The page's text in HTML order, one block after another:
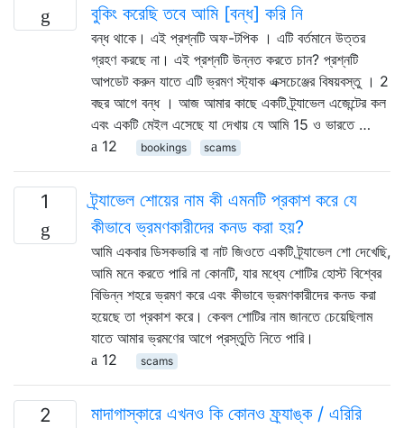
বুকিং করেছি তবে আমি [বন্ধ] করি নি
বন্ধ থাকে। এই প্রশ্নটি অফ-টপিক । এটি বর্তমানে উত্তর
গ্রহণ করছে না। এই প্রশ্নটি উন্নত করতে চান? প্রশ্নটি
আপডেট করুন যাতে এটি ভ্রমণ স্ট্যাক এক্সচেঞ্জের বিষয়বস্তু । 2
বছর আগে বন্ধ । আজ আমার কাছে একটি ট্র্যাভেল এজেন্টের কল
এবং একটি মেইল ​​এসেছে যা দেখায় যে আমি 15 ও ভারতে …
12
bookings scams
1
ট্র্যাভেল শোয়ের নাম কী এমনটি প্রকাশ করে যে
কীভাবে ভ্রমণকারীদের কনড করা হয়?
আমি একবার ডিসকভারি বা নাট জিওতে একটি ট্র্যাভেল শো দেখেছি,
আমি মনে করতে পারি না কোনটি, যার মধ্যে শোটির হোস্ট বিশ্বের
বিভিন্ন শহরে ভ্রমণ করে এবং কীভাবে ভ্রমণকারীদের কনড করা
হয়েছে তা প্রকাশ করে। কেবল শোটির নাম জানতে চেয়েছিলাম
যাতে আমার ভ্রমণের আগে প্রস্তুতি নিতে পারি।
12
scams
2
মাদাগাস্কারে এখনও কি কোনও ফ্র্যাঙ্ক / এরিরি